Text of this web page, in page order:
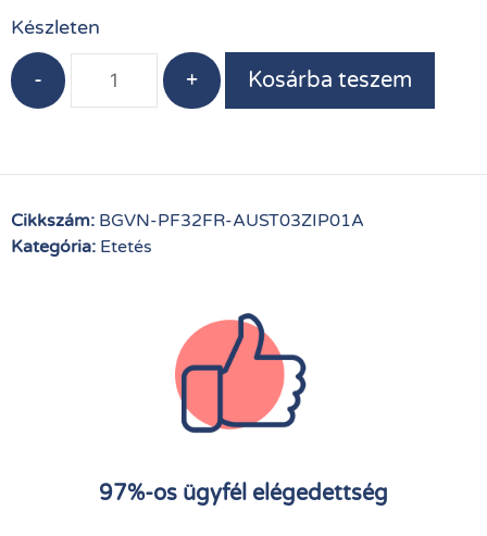
Készleten
- + Kosárba teszem
Cikkszám: BGVN-PF32FR-AUST03ZIP01A
Kategória: Etetés
97%-os ügyfél elégedettség